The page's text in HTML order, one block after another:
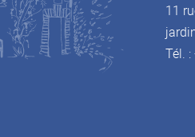
11
Tél.